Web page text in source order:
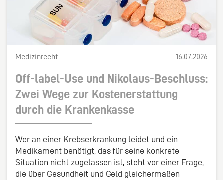
Medizinrecht 16.07.2026
Off-label-Use und Nikolaus-Beschluss:
Zwei Wege zur Kostenerstattung
durch die Krankenkasse
Wer an einer Krebserkrankung leidet und ein
Medikament benötigt, das für seine konkrete
Situation nicht zugelassen ist, steht vor einer Frage,
die über Gesundheit und Geld gleichermaßen